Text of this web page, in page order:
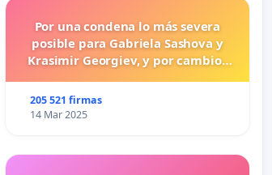
Por una condena lo más severa
posible para Gabriela Sashova y
Krasimir Georgiev, y por cambios
más duras para los crímenes
cometidos contra los animales.
205 521 firmas
14 Mar 2025